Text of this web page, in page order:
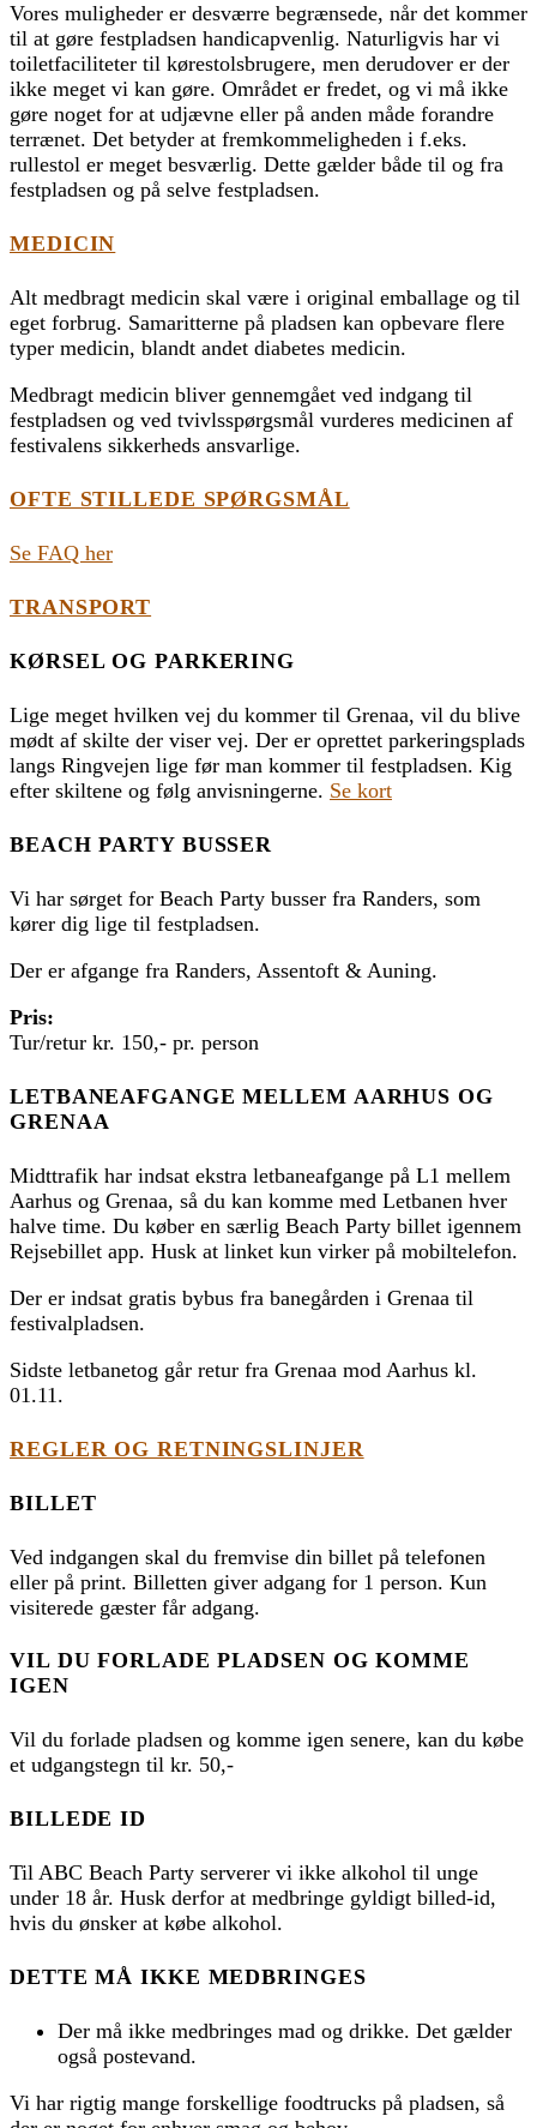
Vores muligheder er desværre begrænsede, når det kommer
til at gøre festpladsen handicapvenlig. Naturligvis har vi
toiletfaciliteter til kørestolsbrugere, men derudover er der
ikke meget vi kan gøre. Området er fredet, og vi må ikke
gøre noget for at udjævne eller på anden måde forandre
terrænet. Det betyder at fremkommeligheden i f.eks.
rullestol er meget besværlig. Dette gælder både til og fra
festpladsen og på selve festpladsen.
MEDICIN
Alt medbragt medicin skal være i original emballage og til
eget forbrug. Samaritterne på pladsen kan opbevare flere
typer medicin, blandt andet diabetes medicin.
Medbragt medicin bliver gennemgået ved indgang til
festpladsen og ved tvivlsspørgsmål vurderes medicinen af
festivalens sikkerheds ansvarlige.
OFTE STILLEDE SPØRGSMÅL
Se FAQ her
TRANSPORT
KØRSEL OG PARKERING
Lige meget hvilken vej du kommer til Grenaa, vil du blive
mødt af skilte der viser vej. Der er oprettet parkeringsplads
langs Ringvejen lige før man kommer til festpladsen. Kig
efter skiltene og følg anvisningerne. Se kort
BEACH PARTY BUSSER
Vi har sørget for Beach Party busser fra Randers, som
kører dig lige til festpladsen.
Der er afgange fra Randers, Assentoft & Auning.
Pris:
Tur/retur kr. 150,- pr. person
LETBANEAFGANGE MELLEM AARHUS OG
GRENAA
Midttrafik har indsat ekstra letbaneafgange på L1 mellem
Aarhus og Grenaa, så du kan komme med Letbanen hver
halve time. Du køber en særlig Beach Party billet igennem
Rejsebillet app. Husk at linket kun virker på mobiltelefon.
Der er indsat gratis bybus fra banegården i Grenaa til
festivalpladsen.
Sidste letbanetog går retur fra Grenaa mod Aarhus kl.
01.11.
REGLER OG RETNINGSLINJER
BILLET
Ved indgangen skal du fremvise din billet på telefonen
eller på print. Billetten giver adgang for 1 person. Kun
visiterede gæster får adgang.
VIL DU FORLADE PLADSEN OG KOMME
IGEN
Vil du forlade pladsen og komme igen senere, kan du købe
et udgangstegn til kr. 50,-
BILLEDE ID
Til ABC Beach Party serverer vi ikke alkohol til unge
under 18 år. Husk derfor at medbringe gyldigt billed-id,
hvis du ønsker at købe alkohol.
DETTE MÅ IKKE MEDBRINGES
Der må ikke medbringes mad og drikke. Det gælder
også postevand.
Vi har rigtig mange forskellige foodtrucks på pladsen, så